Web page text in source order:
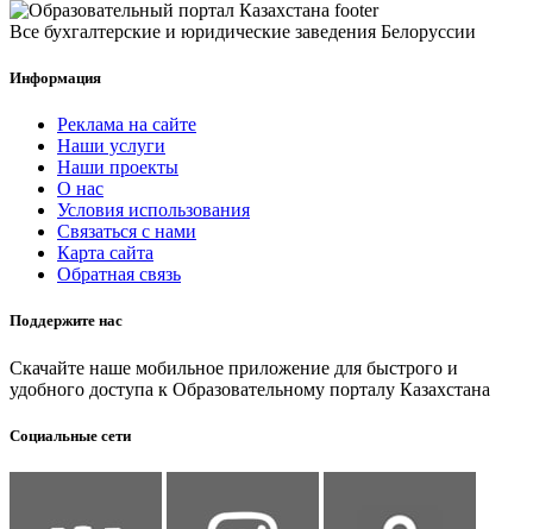
Все бухгалтерские и юридические заведения Белоруссии
Информация
Реклама на сайте
Наши услуги
Наши проекты
О нас
Условия использования
Связаться с нами
Карта сайта
Обратная связь
Поддержите нас
Скачайте наше мобильное приложение для быстрого и
удобного доступа к Образовательному порталу Казахстана
Социальные сети